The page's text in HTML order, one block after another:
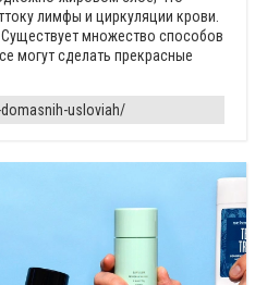
лимфы и циркуляции крови.
множество способов
могут сделать прекрасные
usloviah/